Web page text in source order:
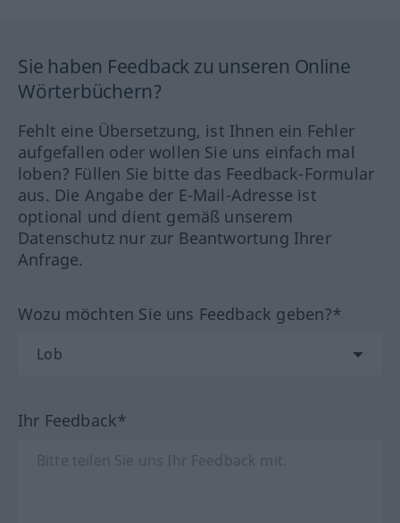
Sie haben Feedback zu unseren Online
Wörterbüchern?
Fehlt eine Übersetzung, ist Ihnen ein Fehler
aufgefallen oder wollen Sie uns einfach mal
loben? Füllen Sie bitte das Feedback-Formular
aus. Die Angabe der E-Mail-Adresse ist
optional und dient gemäß unserem
Datenschutz nur zur Beantwortung Ihrer
Anfrage.
Wozu möchten Sie uns Feedback geben?*
Ihr Feedback*